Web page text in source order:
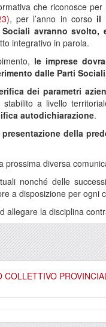
che riconosce
, per l’anno in corso il
avranno svolto,
integrativo in parola.
le imprese
dalle Parti
dei parametri
a livello
autodichiarazione.
della
prossima diversa
nonché delle
a disposizione per ogni
allegare la disciplina
COLLETTIVO